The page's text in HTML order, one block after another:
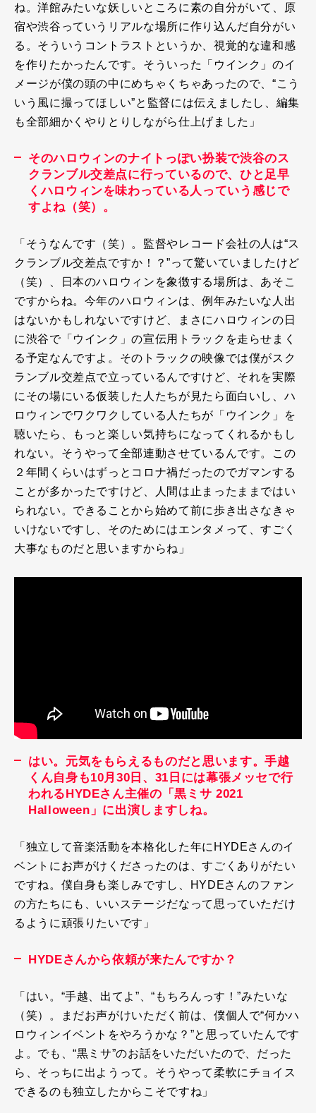
ね。洋館みたいな妖しいところに素の自分がいて、原
宿や渋谷っていうリアルな場所に作り込んだ自分がい
る。そういうコントラストというか、視覚的な違和感
を作りたかったんです。そういった「ウインク」のイ
メージが僕の頭の中にめちゃくちゃあったので、“こう
いう風に撮ってほしい”と監督には伝えましたし、編集
も全部細かくやりとりしながら仕上げました」
そのハロウィンのナイトっぽい扮装で渋谷のス
クランブル交差点に行っているので、ひと足早
くハロウィンを味わっている人っていう感じで
すよね（笑）。
「そうなんです（笑）。監督やレコード会社の人は“ス
クランブル交差点ですか！？”って驚いていましたけど
（笑）、日本のハロウィンを象徴する場所は、あそこ
ですからね。今年のハロウィンは、例年みたいな人出
はないかもしれないですけど、まさにハロウィンの日
に渋谷で「ウインク」の宣伝用トラックを走らせまく
る予定なんですよ。そのトラックの映像では僕がスク
ランブル交差点で立っているんですけど、それを実際
にその場にいる仮装した人たちが見たら面白いし、ハ
ロウィンでワクワクしている人たちが「ウインク」を
聴いたら、もっと楽しい気持ちになってくれるかもし
れない。そうやって全部連動させているんです。この
２年間くらいはずっとコロナ禍だったのでガマンする
ことが多かったですけど、人間は止まったままではい
られない。できることから始めて前に歩き出さなきゃ
いけないですし、そのためにはエンタメって、すごく
大事なものだと思いますからね」
はい。元気をもらえるものだと思います。手越
くん自身も10月30日、31日には幕張メッセで行
われるHYDEさん主催の「黒ミサ 2021
Halloween」に出演しますしね。
「独立して音楽活動を本格化した年に HYDEさんのイ
ベントにお声がけくださったのは、すごくありがたい
ですね。僕自身も楽しみですし、
HYDEさんのファン
の方たちにも、いいステージだなって思っていただけ
るように頑張りたいです」
HYDEさんから依頼が来たんですか？
「はい。“手越、出てよ”、“もちろんっす！”みたいな
（笑）。まだお声がけいただく前は、僕個人で“何かハ
ロウィンイベントをやろうかな？”と思っていたんです
よ。でも、“黒ミサ”のお話をいただいたので、だった
ら、そっちに出ようって。そうやって柔軟にチョイス
できるのも独立したからこそですね」